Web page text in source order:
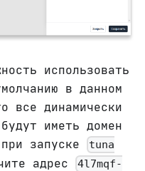
использовать
в данном
все динамически
будут иметь домен
запуске
tuna
адрес
4l7mqf-